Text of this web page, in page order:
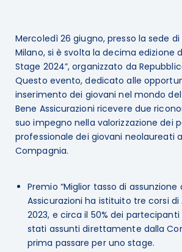
Mercoledì 26 giugno, presso la sede di
Milano, si è svolta la decima edizione
Stage 2024”, organizzato da
Questo evento, dedicato alle
inserimento dei giovani nel mondo
Bene Assicurazioni ricevere due
suo impegno nella valorizzazione dei
professionale dei giovani neolaureati
Compagnia.
Premio “Miglior tasso di assunzione
Assicurazioni ha istituito tre corsi
2023, e circa il 50% dei
stati assunti direttamente dalla
prima passare per uno stage.